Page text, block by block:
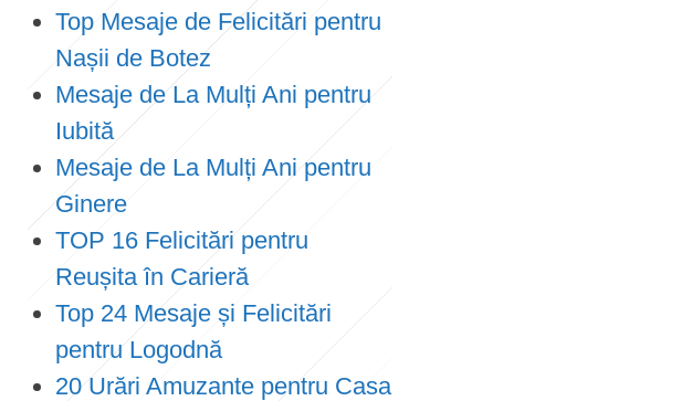
Top Mesaje de Felicitări pentru
Nașii de Botez
Mesaje de La Mulți Ani pentru
Iubită
Mesaje de La Mulți Ani pentru
Ginere
TOP 16 Felicitări pentru
Reușita în Carieră
Top 24 Mesaje și Felicitări
pentru Logodnă
20 Urări Amuzante pentru Casa